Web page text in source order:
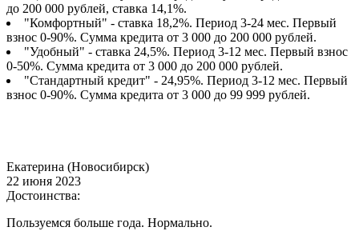
до 200 000 рублей, ставка 14,1%.
"Комфортный" - ставка 18,2%. Период 3-24 мес. Первый
взнос 0-90%. Сумма кредита от 3 000 до 200 000 рублей.
"Удобный" - ставка 24,5%. Период 3-12 мес. Первый взнос
0-50%. Сумма кредита от 3 000 до 200 000 рублей.
"Стандартный кредит" - 24,95%. Период 3-12 мес. Первый
взнос 0-90%. Сумма кредита от 3 000 до 99 999 рублей.
Екатерина (Новосибирск)
22 июня 2023
Достоинства:
Пользуемся больше года. Нормально.